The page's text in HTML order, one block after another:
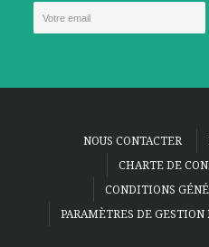
NOUS CONTACTER
CHARTE DE
CONDITIONS
PARAMÈTRES DE